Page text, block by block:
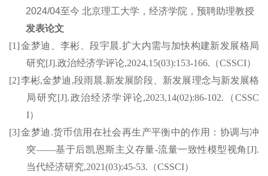
2024/04至今 北京理工大学， 经济学院 ，预聘助理教授
发表论文
[1] 金梦迪、李彬、段宇晨.扩大内需与加快构建新发展格局
研究[J].政治经济学评论,2024,15(03):153-166. （CSSCI）
[2]李彬,金梦迪 ,段雨晨.新发展阶段、新发展理念与新发展格
局研究[J].政治经济学评论,2023,14(02):86-102. （CSSC
I）
[3] 金梦迪 .货币信用在社会再生产平衡中的作用：协调与冲
突——基于后凯恩斯主义存量-流量一致性模型视角 [J].
当代经济研究,2021(03):45-53. （CSSCI）